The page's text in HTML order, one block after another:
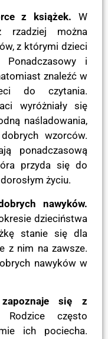
z książek. W
rzadziej można
z którymi dzieci
Ponadczasowy i
znaleźć w
do czytania.
wyróżniały się
naśladowania,
wzorców.
ponadczasową
przyda się do
życiu.
nawyków.
dzieciństwa
stanie się dla
z nim na zawsze.
nawyków w
się z
Rodzice często
ich pociecha.